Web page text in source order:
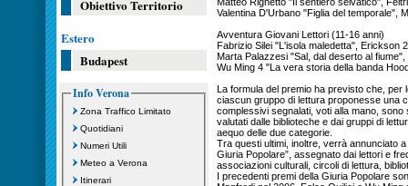
Obiettivo Territorio
Estero
Budapest
Info Verona
Zona Traffico Limitato
Quotidiani
Numeri Utili
Meteo a Verona
Itinerari
Valentina D'Urbano "Figlia del temporale",
Avventura Giovani Lettori (11-16 anni)
Fabrizio Silei "L'isola maledetta", Erickson
Marta Palazzesi "Sal, dal deserto al
Wu Ming 4 "La vera storia della banda
La formula del premio ha previsto che, per
ciascun gruppo di lettura proponesse una
complessivi segnalati, voti alla mano,
valutati dalle biblioteche e dai gruppi di
aequo delle due categorie.
Tra questi ultimi, inoltre, verrà annunciato
Giuria Popolare”, assegnato dai lettori e
associazioni culturali, circoli di lettura,
I precedenti premi della Giuria Popolare